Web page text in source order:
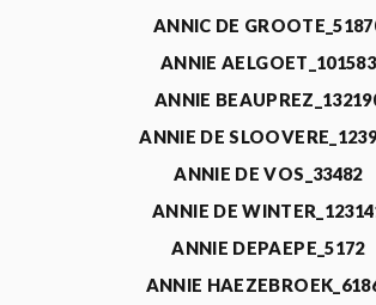
ANNIC DE
ANNIE AELGOET_101583
ANNIE
ANNIE DE
ANNIE DE VOS_33482
ANNIE DE
ANNIE DEPAEPE_5172
ANNIE